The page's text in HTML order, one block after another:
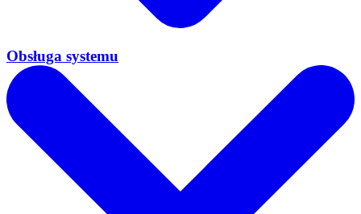
Obsługa systemu